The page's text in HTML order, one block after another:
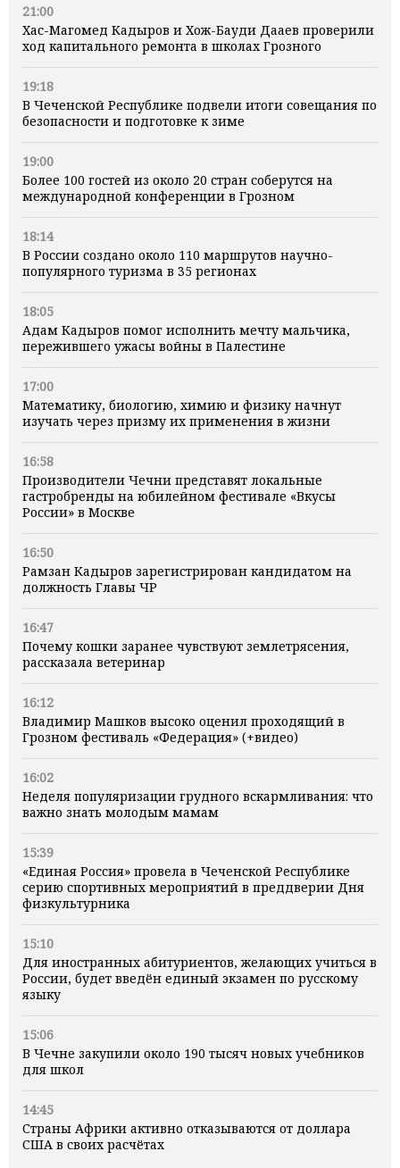
21:00
Хас-Магомед Кадыров и Хож-Бауди Дааев проверили
ход капитального ремонта в школах Грозного
19:18
В Чеченской Республике подвели итоги совещания по
безопасности и подготовке к зиме
19:00
Более 100 гостей из около 20 стран соберутся на
международной конференции в Грозном
18:14
В России создано около 110 маршрутов научно-
популярного туризма в 35 регионах
18:05
Адам Кадыров помог исполнить мечту мальчика,
пережившего ужасы войны в Палестине
17:00
Математику, биологию, химию и физику начнут
изучать через призму их применения в жизни
16:58
Производители Чечни представят локальные
гастробренды на юбилейном фестивале «Вкусы
России» в Москве
16:50
Рамзан Кадыров зарегистрирован кандидатом на
должность Главы ЧР
16:47
Почему кошки заранее чувствуют землетрясения,
рассказала ветеринар
16:12
Владимир Машков высоко оценил проходящий в
Грозном фестиваль «Федерация» (+видео)
16:02
Неделя популяризации грудного вскармливания: что
важно знать молодым мамам
15:39
«Единая Россия» провела в Чеченской Республике
серию спортивных мероприятий в преддверии Дня
физкультурника
15:10
Для иностранных абитуриентов, желающих учиться в
России, будет введён единый экзамен по русскому
языку
15:06
В Чечне закупили около 190 тысяч новых учебников
для школ
14:45
Страны Африки активно отказываются от доллара
США в своих расчётах